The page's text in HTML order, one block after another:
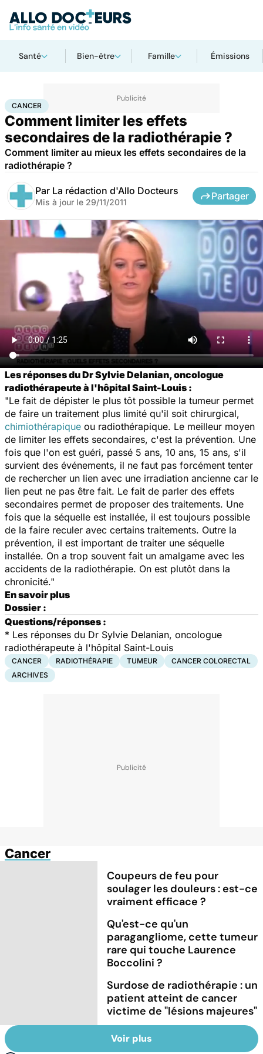
Santé Bien-être Famille Émissions
AccueilSanté Cancer
CANCER
Comment limiter les effets
secondaires de la radiothérapie ?
Comment limiter au mieux les effets secondaires de la
radiothérapie ?
Par La rédaction d'Allo Docteurs
Mis à jour le 29/11/2011
Partager
Les réponses du Dr Sylvie Delanian, oncologue
radiothérapeute à l'hôpital Saint-Louis :
"Le fait de dépister le plus tôt possible la tumeur permet
de faire un traitement plus limité qu'il soit chirurgical,
chimiothérapique ou radiothérapique. Le meilleur moyen
de limiter les effets secondaires, c'est la prévention. Une
fois que l'on est guéri, passé 5 ans, 10 ans, 15 ans, s'il
survient des événements, il ne faut pas forcément tenter
de rechercher un lien avec une irradiation ancienne car le
lien peut ne pas être fait. Le fait de parler des effets
secondaires permet de proposer des traitements. Une
fois que la séquelle est installée, il est toujours possible
de la faire reculer avec certains traitements. Outre la
prévention, il est important de traiter une séquelle
installée. On a trop souvent fait un amalgame avec les
accidents de la radiothérapie. On est plutôt dans la
chronicité."
En savoir plus
Dossier :
Questions/réponses :
* Les réponses du Dr Sylvie Delanian, oncologue
radiothérapeute à l'hôpital Saint-Louis
CANCER RADIOTHÉRAPIE TUMEUR
CANCER COLORECTAL
ARCHIVES
Cancer
Coupeurs de feu pour
soulager les douleurs : est-ce
vraiment efficace ?
Qu'est-ce qu'un
paragangliome, cette tumeur
rare qui touche Laurence
Boccolini ?
Surdose de radiothérapie : un
patient atteint de cancer
victime de "lésions majeures"
Voir plus